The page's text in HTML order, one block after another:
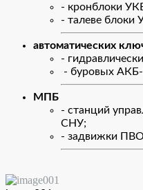
- кронблоки
- талеве блоки
автоматических
-
- буровых
МПБ
- станций
СНУ;
- задвижки ПВО